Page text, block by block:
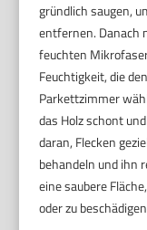
gründlich saugen,
entfernen. Danach
feuchten
Feuchtigkeit, die
Parkettzimmer
das Holz schont
daran, Flecken
behandeln und ihn
eine saubere
oder zu